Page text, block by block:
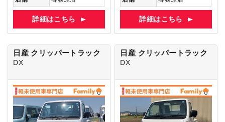
詳細はこちら 詳細はこちら
日産 クリッパートラック
DX
日産 クリッパートラック
DX